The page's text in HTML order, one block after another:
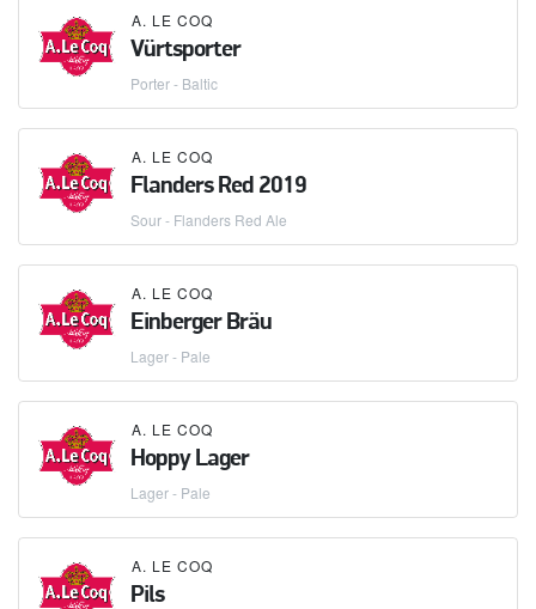
A. LE COQ
Vürtsporter
Porter - Baltic
A. LE COQ
Flanders Red 2019
Sour - Flanders Red Ale
A. LE COQ
Einberger Bräu
Lager - Pale
A. LE COQ
Hoppy Lager
Lager - Pale
A. LE COQ
Pils